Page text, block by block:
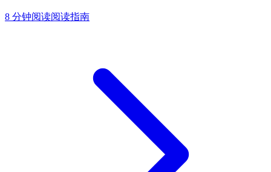
8 分钟阅读阅读指南